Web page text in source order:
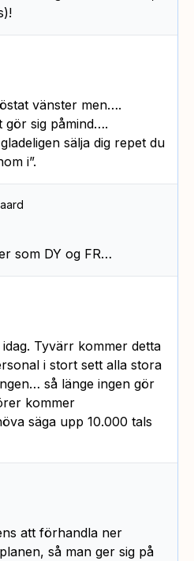
vänster men….
gör sig påmind….
sälja dig repet du
i”.
som DY og FR…
Tyvärr kommer detta
i stort sett alla stora
så länge ingen gör
kommer
säga upp 10.000 tals
att förhandla ner
så man ger sig på